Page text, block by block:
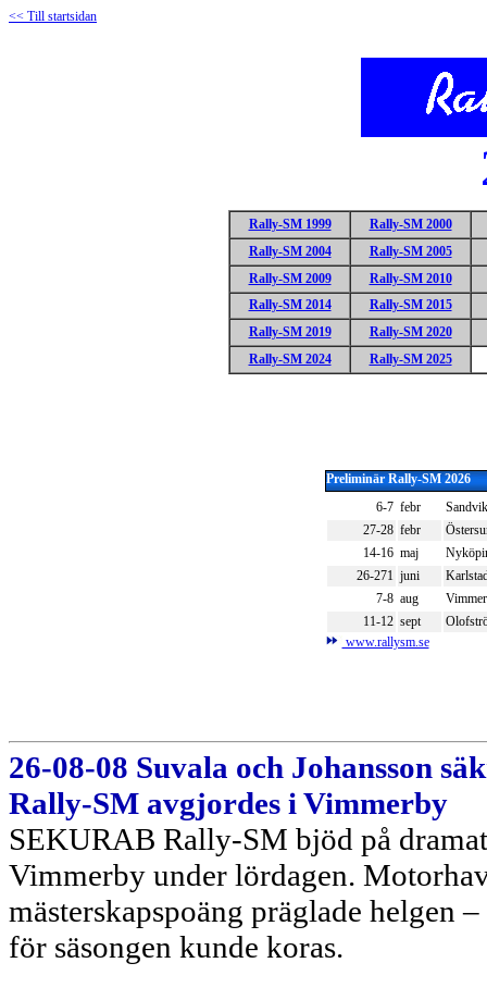
<< Till startsidan
Rally-SM 1999
Rally-SM 2000
Rally-SM 2004
Rally-SM 2005
Rally-SM 2009
Rally-SM 2010
Rally-SM 2014
Rally-SM 2015
Rally-SM 2019
Rally-SM 2020
Rally-SM 2024
Rally-SM 2025
Preliminär Rally-SM 2026
6-7 febr
27-28 febr
14-16 maj
26-271 juni
7-8 aug
11-12 sept
www.rallysm.se
26-08-08 Suvala och Johansson
Rally-SM avgjordes i Vimmerby
SEKURAB Rally-SM bjöd på
Vimmerby under lördagen.
mästerskapspoäng präglade helgen
för säsongen kunde koras.